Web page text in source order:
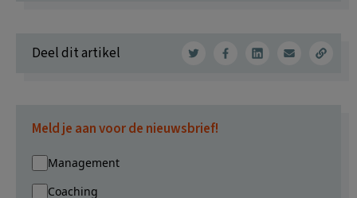
Deel dit artikel
Meld je aan voor de nieuwsbrief!
Management
Coaching